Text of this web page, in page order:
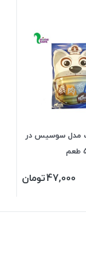
مدل سوسیس در
47,000تومان